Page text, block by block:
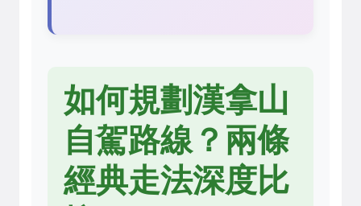
如何規劃漢拿山
自駕路線？兩條
經典走法深度比